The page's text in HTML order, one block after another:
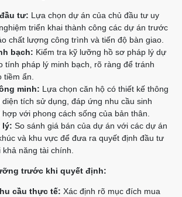
tư: Lựa chọn dự án của chủ đầu tư uy
triển khai thành công các dự án trước
chất lượng công trình và tiến độ bàn giao.
bạch: Kiểm tra kỹ lưỡng hồ sơ pháp lý dự
tính pháp lý minh bạch, rõ ràng để tránh
tiềm ẩn.
minh: Lựa chọn căn hộ có thiết kế thông
diện tích sử dụng, đáp ứng nhu cầu sinh
với phong cách sống của bản thân.
lý: So sánh giá bán của dự án với các dự án
và khu vực để đưa ra quyết định đầu tư
năng tài chính.
trước khi quyết định:
cầu thực tế: Xác định rõ mục đích mua